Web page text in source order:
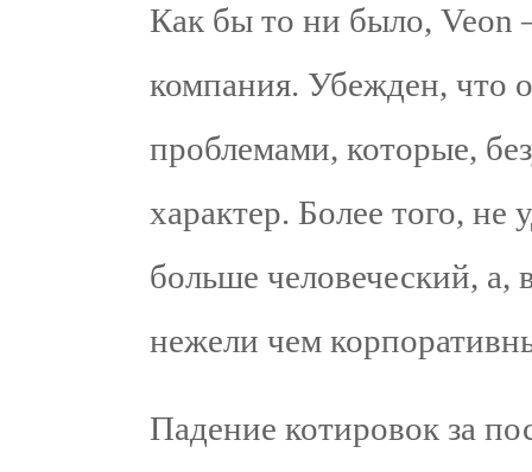
Как бы то ни было, Veon
компания. Убежден, что
проблемами, которые,
характер. Более того, не
больше человеческий,
нежели чем
Падение котировок за